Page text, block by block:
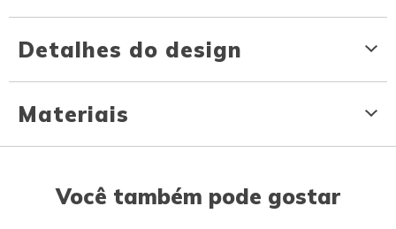
Detalhes do design
Materiais
Você também pode gostar